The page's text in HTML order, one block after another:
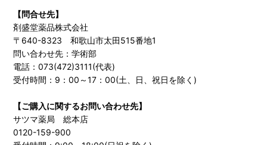
【問合せ先】
剤盛堂薬品株式会社
〒640-8323 和歌山市太田515番地1
問い合わせ先：学術部
電話：073(472)3111(代表)
受付時間：9：00～17：00(土、日、祝日を除く)
【ご購入に関するお問い合わせ先】
サツマ薬局 総本店
0120-159-900